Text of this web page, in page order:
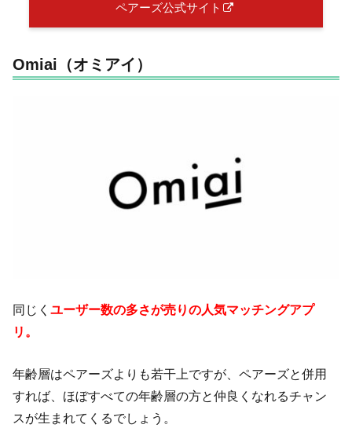
ペアーズ公式サイト
Omiai（オミアイ）
同じくユーザー数の多さが売りの人気マッチングアプ
リ。
年齢層はペアーズよりも若干上ですが、ペアーズと併用
すれば、ほぼすべての年齢層の方と仲良くなれるチャン
スが生まれてくるでしょう。